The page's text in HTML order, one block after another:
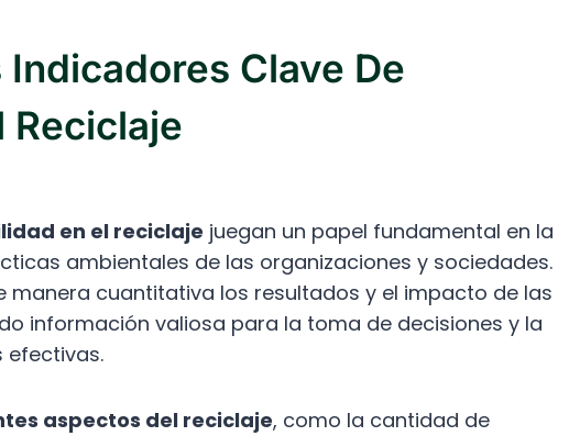
Clave De
Reciclaje
en el reciclaje juegan un papel fundamental en la
ambientales de las organizaciones y sociedades.
manera cuantitativa los resultados y el impacto de las
información valiosa para la toma de decisiones y la
efectivas.
aspectos del reciclaje, como la cantidad de